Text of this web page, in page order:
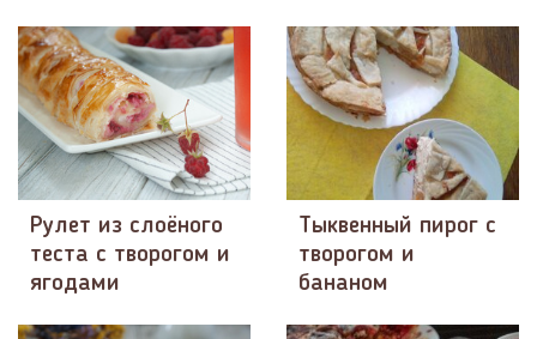
Рулет из слоёного
теста с творогом и
ягодами
Тыквенный пирог с
творогом и
бананом